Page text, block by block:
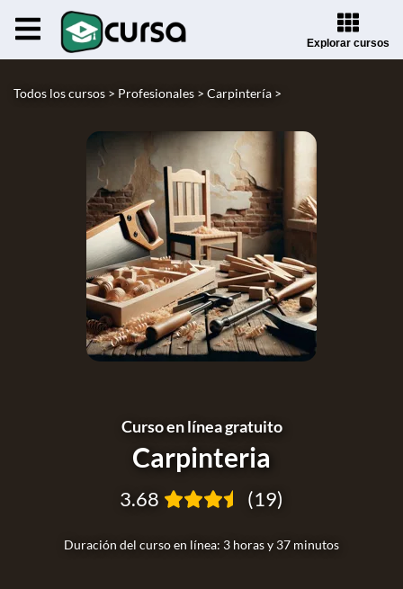
Explorar cursos
Todos los cursos > Profesionales > Carpintería >
Curso en línea gratuito
Carpinteria
Duración del curso en línea: 3 horas y 37 minutos
3.68 (19)